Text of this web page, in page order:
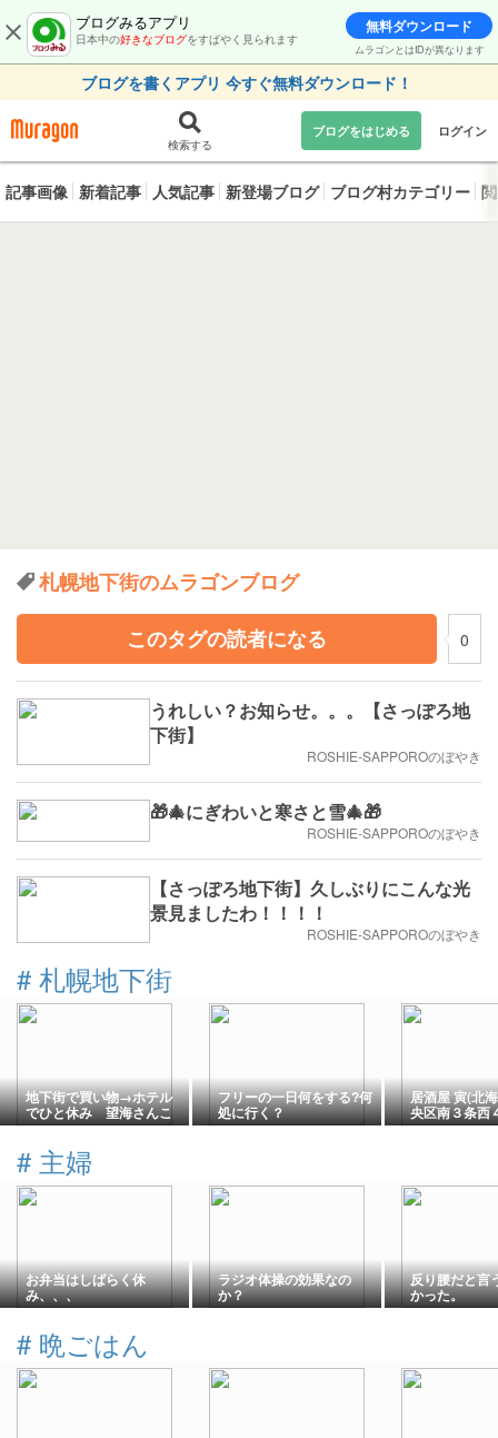
ブログみるアプリ
日本中の好きなブログをすばやく見られます
無料ダウンロード
ムラゴンとはIDが異なります
ブログを書くアプリ 今すぐ無料ダウンロード！
検索する
ブログをはじめる ログイン
記事画像 新着記事 人気記事 新登場ブログ ブログ村カテゴリー
札幌地下街のムラゴンブログ
このタグの読者になる
0
うれしい？お知らせ。。。【さっぽろ地
下街】
ROSHIE-SAPPOROのぼやき
🎁🎄にぎわいと寒さと雪🎄🎁
ROSHIE-SAPPOROのぼやき
【さっぽろ地下街】久しぶりにこんな光
景見ましたわ！！！！
ROSHIE-SAPPOROのぼやき
# 札幌地下街
地下街で買い物→ホテル
でひと休み 望海さんこ
ぼれ話
フリーの一日何をする?何
処に行く？
居酒屋 寅(北
央区南３条
原ビル1階)
# 主婦
お弁当はしばらく休
み、、、
ラジオ体操の効果なの
か？
反り腰だと言
かった。
# 晩ごはん